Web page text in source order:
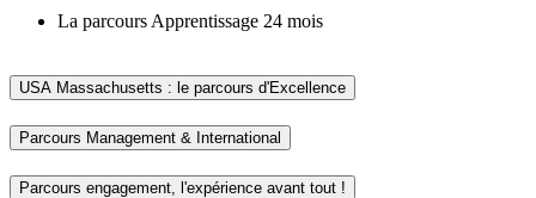
La parcours Apprentissage 24 mois
USA Massachusetts : le parcours d'Excellence
Parcours Management & International
Parcours engagement, l'expérience avant tout !